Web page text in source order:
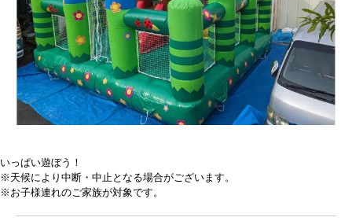
いっぱい遊ぼう！
※天候により中断・中止となる場合がございます。
※お子様連れのご家族が対象です。